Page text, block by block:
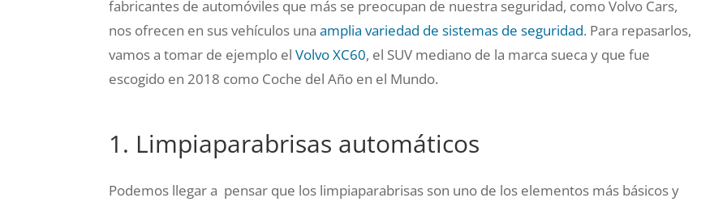
fabricantes de automóviles que más se preocupan de nuestra seguridad, como Volvo Cars,
nos ofrecen en sus vehículos unaamplia variedad de sistemas de seguridad. Para repasarlos,
vamos a tomar de ejemplo elVolvo XC60, el SUV mediano de la marca sueca y que fue
escogido en 2018 como Coche del Año en el Mundo.
1. Limpiaparabrisas automáticos
Podemos llegar a pensar que los limpiaparabrisas son uno de los elementos más básicos y